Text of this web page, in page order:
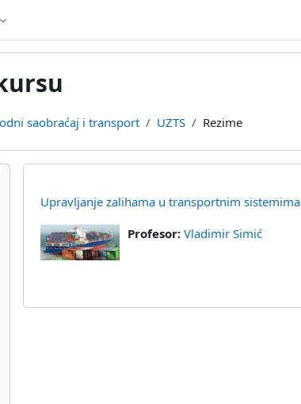
saobraćaj i transport UZTS Rezime
Upravljanje zalihama u transportnim sistemima
Profesor: Vladimir Simić